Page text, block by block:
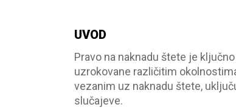
UVOD
Pravo na naknadu štete je
uzrokovane različitim
vezanim uz naknadu štete,
slučajeve.